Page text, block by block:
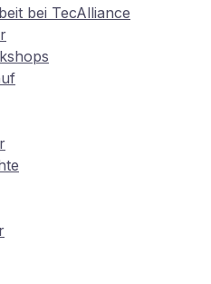
bei TecAlliance